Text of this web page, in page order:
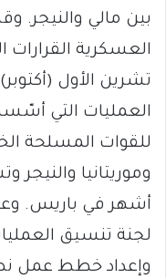
بين مالي والنيجر.
العسكرية القرارات
العمليات التي
للقوات المسلحة
وموريتانيا
أشهر في باريس.
لجنة تنسيق
وإعداد خطط عمل